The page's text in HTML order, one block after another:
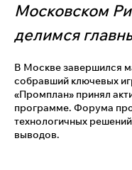
Московском
делимся
В Москве завершился
собравший ключевых
«Промплан» принял
программе. Форума
технологичных
выводов.